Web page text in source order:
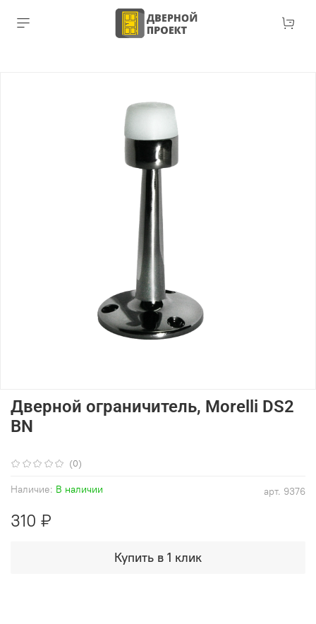
(0)
арт. 9376
Наличие: В наличии
Дверной ограничитель, Morelli DS2
BN
310 ₽
Купить в 1 клик